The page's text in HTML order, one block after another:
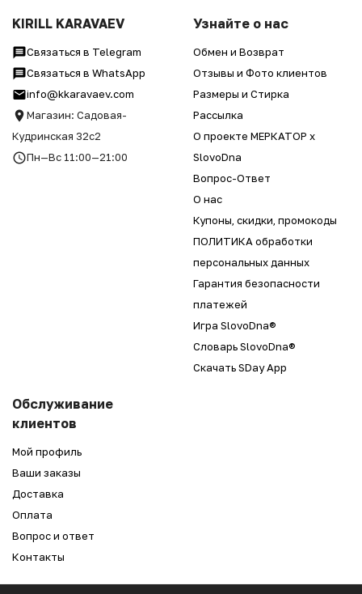
KIRILL KARAVAEV
Связаться в Telegram
Связаться в WhatsApp
info@kkaravaev.com
Магазин: Садовая-
Кудринская 32с2
Пн—Вс 11:00—21:00
Узнайте о нас
Обмен и Возврат
Отзывы и Фото клиентов
Размеры и Стирка
Рассылка
О проекте МЕРКАТОР x
SlovoDna
Вопрос-Ответ
О нас
Купоны, скидки, промокоды
ПОЛИТИКА обработки
персональных данных
Гарантия безопасности
платежей
Игра SlovoDna®
Словарь SlovoDna®
Скачать SDay App
Обслуживание
клиентов
Мой профиль
Ваши заказы
Доставка
Оплата
Вопрос и ответ
Контакты